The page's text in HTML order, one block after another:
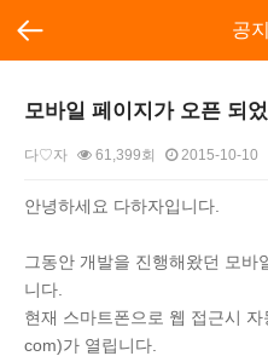
공
모바일 페이지가 오픈 되
다♡자 61,399회 2015-10-10
본문
안녕하세요 다하자입니다.
그동안 개발을 진행해왔던 모바
니다.
현재 스마트폰으로 웹 접근시
com)가 열립니다.